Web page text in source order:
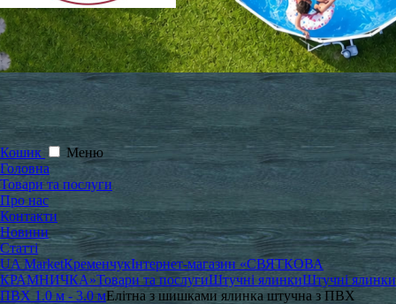
Кошик
Меню
Головна
Товари та послуги
Про нас
Контакти
Новини
Статті
UA MarketКременчукІнтернет-магазин «СВЯТКОВА
КРАМНИЧКА»Товари та послугиШтучні ялинкиШтучні ялинки
ПВХ 1.0 м - 3.0 мЕлітна з шишками ялинка штучна з ПВХ